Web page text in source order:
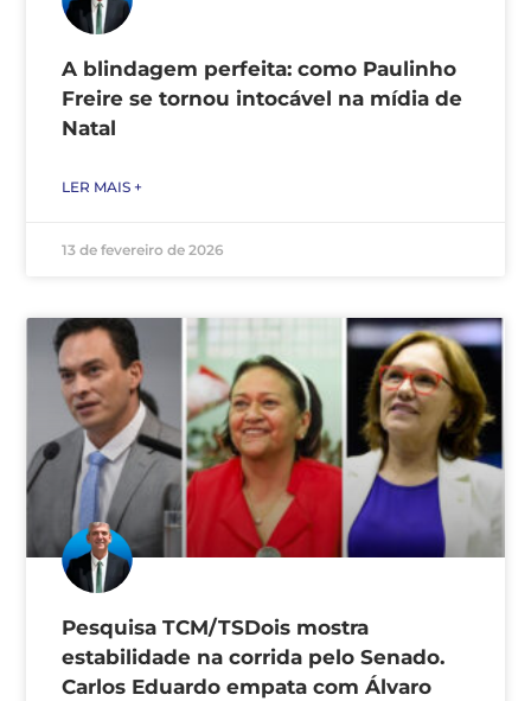
A blindagem perfeita: como Paulinho
Freire se tornou intocável na mídia de
Natal
LER MAIS +
13 de fevereiro de 2026
Pesquisa TCM/TSDois mostra
estabilidade na corrida pelo Senado.
Carlos Eduardo empata com Álvaro